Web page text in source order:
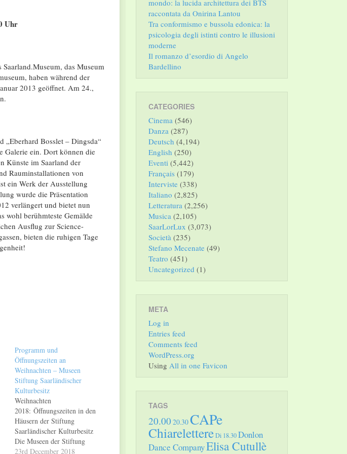
Uhr
das Museum
haben während der
2013 geöffnet. Am 24.,
„Eberhard Bosslet – Dingsda“
Galerie ein. Dort können die
Künste im Saarland der
Rauminstallationen von
ein Werk der Ausstellung
wurde die Präsentation
verlängert und bietet nun
wohl berühmteste Gemälde
Ausflug zur Science-
bieten die ruhigen Tage
Programm und
Öffnungszeiten an
Weihnachten – Museen
Stiftung Saarländischer
Kulturbesitz
Weihnachten
2018: Öffnungszeiten in den
Häusern der Stiftung
Saarländischer Kulturbesitz
Die Museen der Stiftung
Saarländischer Kulturbesitz
23rd December 2018
mondo: la lucida architettura dei BTS
raccontata da Onirina Lantou
Tra conformismo e bussola edonica: la
psicologia degli istinti contro le illusioni
moderne
Il romanzo d’esordio di Angelo
Bardellino
CATEGORIES
Cinema (546)
Danza (287)
Deutsch (4,194)
English (250)
Eventi (5,442)
Français (179)
Interviste (338)
Italiano (2,825)
Letteratura (2,256)
Musica (2,105)
SaarLorLux (3,073)
Società (235)
Stefano Mecenate (49)
Teatro (451)
Uncategorized (1)
META
Log in
Entries feed
Comments feed
WordPress.org
Using All in one Favicon
TAGS
20.00 20.30CAPe
ChiarelettereDi 18.30Donlon
Dance CompanyElisa Cutullè